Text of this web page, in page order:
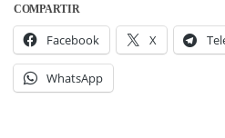
COMPARTIR
Facebook X
WhatsApp